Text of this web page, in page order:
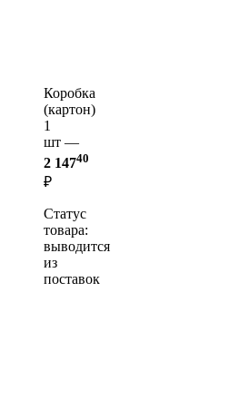
Коробка
(картон)
1
шт —
2 14740
₽
Статус
товара:
выводится
из
поставок